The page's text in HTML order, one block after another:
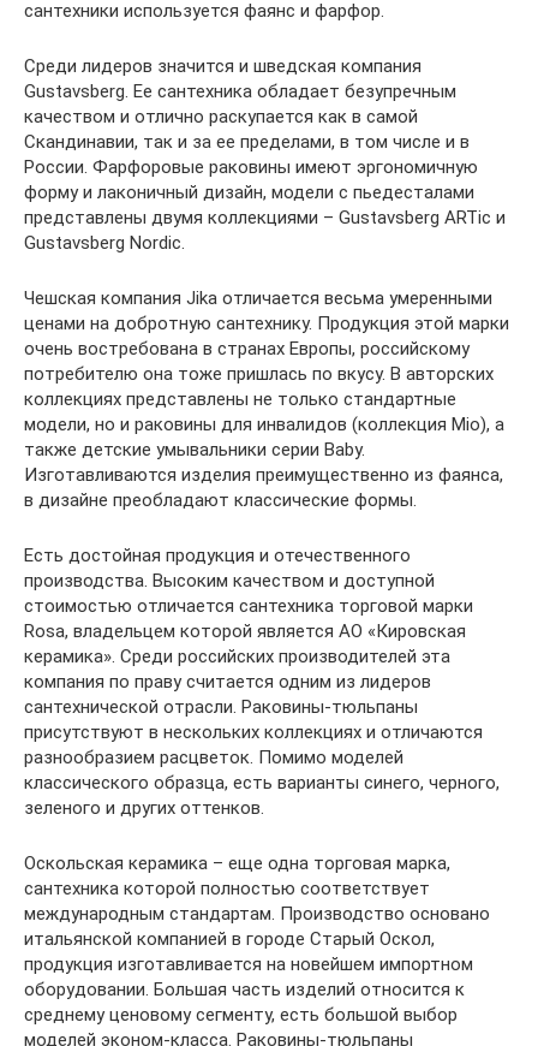
сантехники используется фаянс и фарфор.
Среди лидеров значится и шведская компания
Gustavsberg. Ее сантехника обладает безупречным
качеством и отлично раскупается как в самой
Скандинавии, так и за ее пределами, в том числе и в
России. Фарфоровые раковины имеют эргономичную
форму и лаконичный дизайн, модели с пьедесталами
представлены двумя коллекциями – Gustavsberg ARTic и
Gustavsberg Nordic.
Чешская компания Jika отличается весьма умеренными
ценами на добротную сантехнику. Продукция этой марки
очень востребована в странах Европы, российскому
потребителю она тоже пришлась по вкусу. В авторских
коллекциях представлены не только стандартные
модели, но и раковины для инвалидов (коллекция Mio), а
также детские умывальники серии Baby.
Изготавливаются изделия преимущественно из фаянса,
в дизайне преобладают классические формы.
Есть достойная продукция и отечественного
производства. Высоким качеством и доступной
стоимостью отличается сантехника торговой марки
Rosa, владельцем которой является АО «Кировская
керамика». Среди российских производителей эта
компания по праву считается одним из лидеров
сантехнической отрасли. Раковины-тюльпаны
присутствуют в нескольких коллекциях и отличаются
разнообразием расцветок. Помимо моделей
классического образца, есть варианты синего, черного,
зеленого и других оттенков.
Оскольская керамика – еще одна торговая марка,
сантехника которой полностью соответствует
международным стандартам. Производство основано
итальянской компанией в городе Старый Оскол,
продукция изготавливается на новейшем импортном
оборудовании. Большая часть изделий относится к
среднему ценовому сегменту, есть большой выбор
моделей эконом-класса. Раковины-тюльпаны